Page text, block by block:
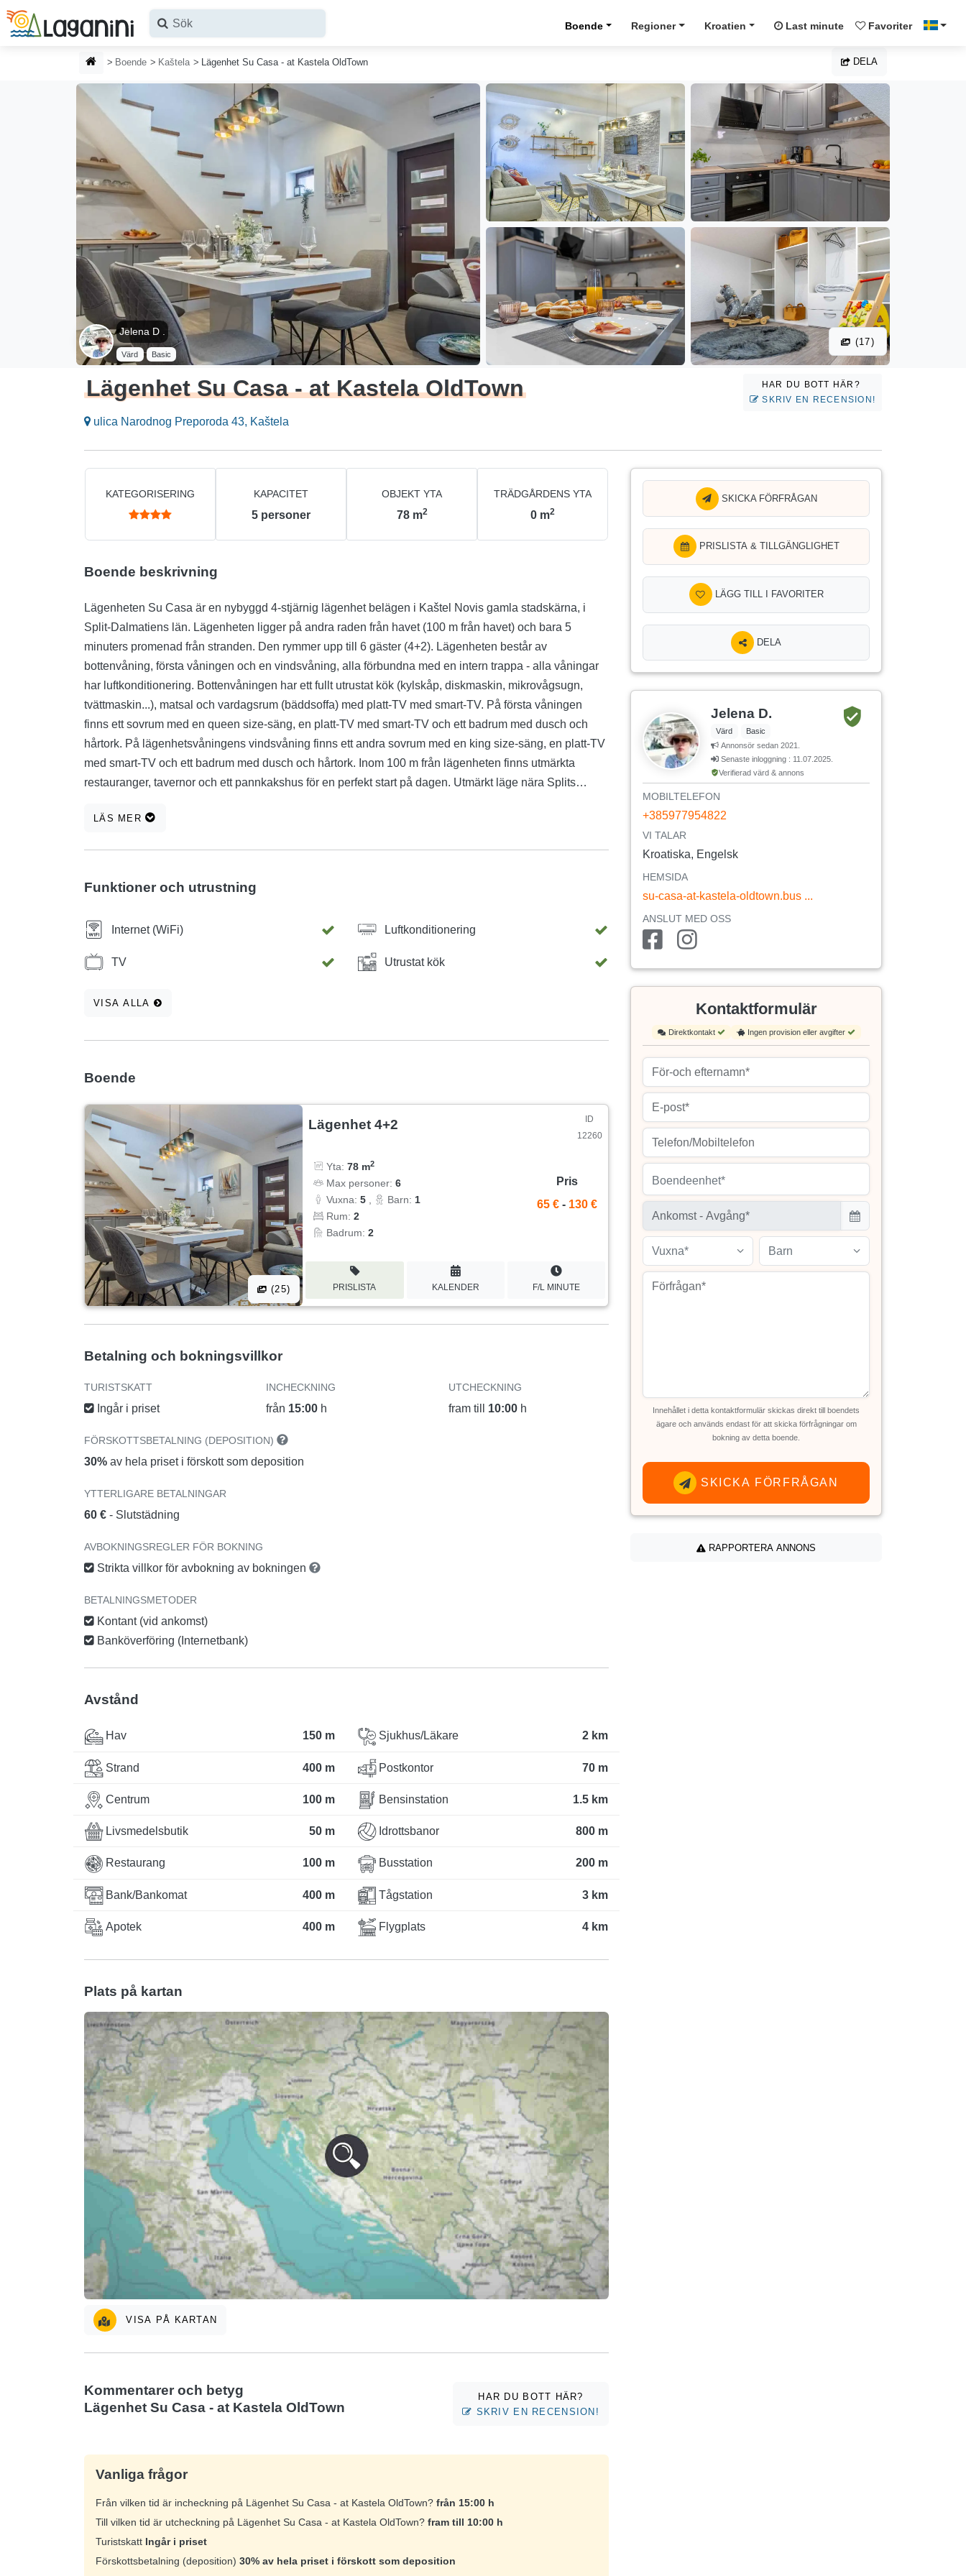
Hoppa till huvudinnehållet
Boende Regioner Kroatien Last minute Favoriter
HEMSIDA
Boende Kaštela Lägenhet Su Casa - at Kastela OldTown DELA
Jelena D .
Värd Basic
(17)
Lägenhet Su Casa - at Kastela OldTown
ulica Narodnog Preporoda 43, Kaštela
HAR DU BOTT HÄR?
SKRIV EN RECENSION!
KATEGORISERING KAPACITET
5 personer
OBJEKT YTA
78 m2
TRÄDGÅRDENS YTA
0 m2
Boende beskrivning
Lägenheten Su Casa är en nybyggd 4-stjärnig lägenhet belägen i Kaštel Novis gamla stadskärna, i
Split-Dalmatiens län. Lägenheten ligger på andra raden från havet (100 m från havet) och bara 5
minuters promenad från stranden. Den rymmer upp till 6 gäster (4+2). Lägenheten består av
bottenvåning, första våningen och en vindsvåning, alla förbundna med en intern trappa - alla våningar
har luftkonditionering. Bottenvåningen har ett fullt utrustat kök (kylskåp, diskmaskin, mikrovågsugn,
tvättmaskin...), matsal och vardagsrum (bäddsoffa) med platt-TV med smart-TV. På första våningen
finns ett sovrum med en queen size-säng, en platt-TV med smart-TV och ett badrum med dusch och
hårtork. På lägenhetsvåningens vindsvåning finns ett andra sovrum med en king size-säng, en platt-TV
med smart-TV och ett badrum med dusch och hårtork. Inom 100 m från lägenheten finns utmärkta
restauranger, tavernor och ett pannkakshus för en perfekt start på dagen. Utmärkt läge nära Splits
Trogir (9 km avstånd) och Split (20 km avstånd). Möjlighet till avgiftsbelagd parkering för 1 bil framför
LÄS MER
Funktioner och utrustning
Internet (WiFi) Luftkonditionering
TV Utrustat kök
VISA ALLA
Boende
(25)
Lägenhet 4+2
ID
12260
Yta:78 m2
Max personer:6
Vuxna:5 Barn: 1
Rum:2
Badrum:2
Pris
65 € - 130 €
PRISLISTA KALENDER F/L MINUTE
Betalning och bokningsvillkor
TURISTSKATT
Ingår i priset
INCHECKNING
från 15:00 h
UTCHECKNING
fram till 10:00h
FÖRSKOTTSBETALNING (DEPOSITION)
30% av hela priset i förskott som deposition
YTTERLIGARE BETALNINGAR
60 € - Slutstädning
AVBOKNINGSREGLER FÖR BOKNING
Strikta villkor för avbokning av bokningen
BETALNINGSMETODER
Kontant (vid ankomst)
Banköverföring (Internetbank)
Avstånd
Hav 150 m
Strand 400 m
Centrum 100 m
Livsmedelsbutik 50 m
Restaurang 100 m
Bank/Bankomat 400 m
Apotek 400 m
Sjukhus/Läkare 2 km
Postkontor 70 m
Bensinstation 1.5 km
Idrottsbanor 800 m
Busstation 200 m
Tågstation 3 km
Flygplats 4 km
Plats på kartan
VISA PÅ KARTAN
Kommentarer och betyg
Lägenhet Su Casa - at Kastela OldTown
HAR DU BOTT HÄR?
SKRIV EN RECENSION!
Vanliga frågor
Från vilken tid är incheckning på Lägenhet Su Casa - at Kastela OldTown? från 15:00 h
Till vilken tid är utcheckning på Lägenhet Su Casa - at Kastela OldTown? fram till 10:00 h
Turistskatt Ingår i priset
Förskottsbetalning (deposition) 30% av hela priset i förskott som deposition
SKICKA FÖRFRÅGAN
PRISLISTA & TILLGÄNGLIGHET
LÄGG TILL I FAVORITER
DELA
Jelena D.
Värd
Basic
Annonsör sedan 2021.
Senaste inloggning : 11.07.2025.
Verifierad värd & annons
MOBILTELEFON
+385977954822
VI TALAR
Kroatiska, Engelsk
HEMSIDA
su-casa-at-kastela-oldtown.bus ...
ANSLUT MED OSS
Kontaktformulär
Direktkontakt Ingen provision eller avgifter
Boendeenhet*
Vuxna* Barn
Innehållet i detta kontaktformulär skickas direkt till boendets
ägare och används endast för att skicka förfrågningar om
bokning av detta boende.
SKICKA FÖRFRÅGAN
RAPPORTERA ANNONS